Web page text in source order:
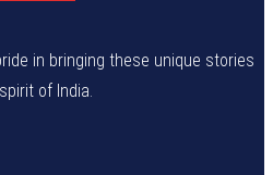
in bringing these unique stories
of India.